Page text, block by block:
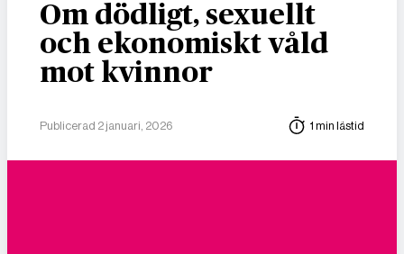
Om dödligt, sexuellt
och ekonomiskt våld
mot kvinnor
Publicerad 2 januari, 2026 1 min lästid